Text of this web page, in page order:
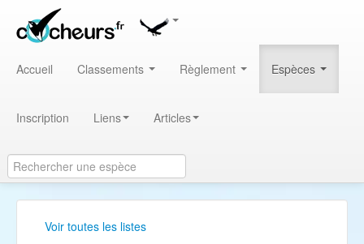
Accueil Classements Règlement Espèces
Inscription Liens Articles
Voir toutes les listes